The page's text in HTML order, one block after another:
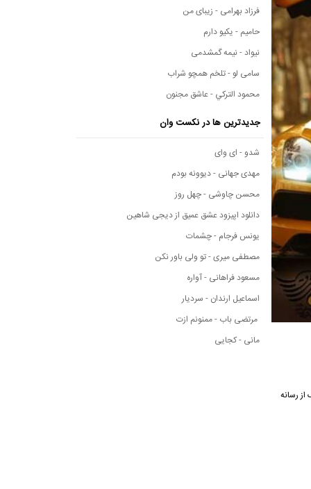
متن این آهنگ از رسانه
فرزاد بهرامی - زیبای من
حامیم - یکیو دارم
نیواد - نیمه گمشدمی
سامی لو - تلخم همچو شراب
محمود التركي - عاشق مجنون
جدیدترین ها در نکست وان
شدو - ای وای
مهدی جهانی - دیوونه بودم
محسن چاوشی - چهل روز
دانلود اپیزود عشق عمیق از دیجی شاهین
یونس فرجام - چشمات
مصطفی میری - تو ولی باور نکن
مسعود فراهانی - آواره
اسماعیل ارندان - سردیار
مرتضی باب - ممنونم ازت
مانی - کجایی